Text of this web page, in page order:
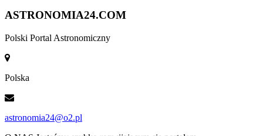
ASTRONOMIA24.COM
Polski Portal Astronomiczny
Polska
astronomia24@o2.pl